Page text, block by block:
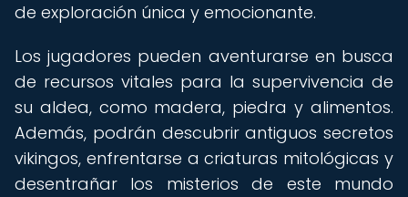
de exploración única y emocionante.
Los jugadores pueden aventurarse en busca
de recursos vitales para la supervivencia de
su aldea, como madera, piedra y alimentos.
Además, podrán descubrir antiguos secretos
vikingos, enfrentarse a criaturas mitológicas y
desentrañar los misterios de este mundo